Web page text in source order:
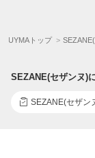
BUYMAトップ
SEZANE(セザンヌ)
SEZANE(セザン